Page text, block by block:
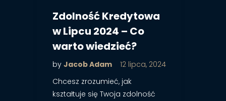
Zdolność Kredytowa
w Lipcu 2024 – Co
warto wiedzieć?
by Jacob Adam
12 lipca, 2024
Chcesz zrozumieć, jak
kształtuje się Twoja zdolność